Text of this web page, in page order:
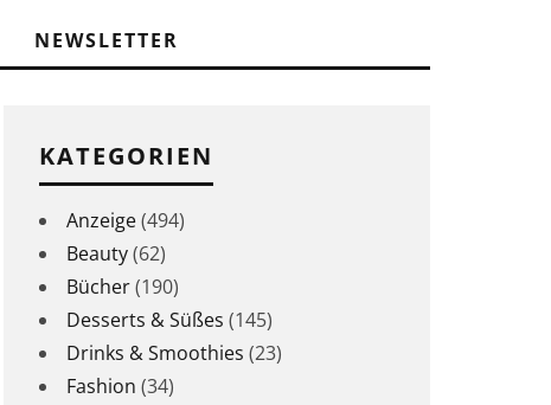
NEWSLETTER
KATEGORIEN
Anzeige(494)
Beauty(62)
Bücher(190)
Desserts & Süßes (145)
Drinks & Smoothies (23)
Fashion (34)